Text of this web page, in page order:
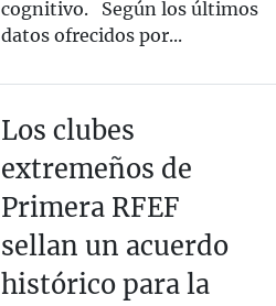
cognitivo. Según los últimos
datos ofrecidos por...
Los clubes
extremeños de
Primera RFEF
sellan un acuerdo
histórico para la